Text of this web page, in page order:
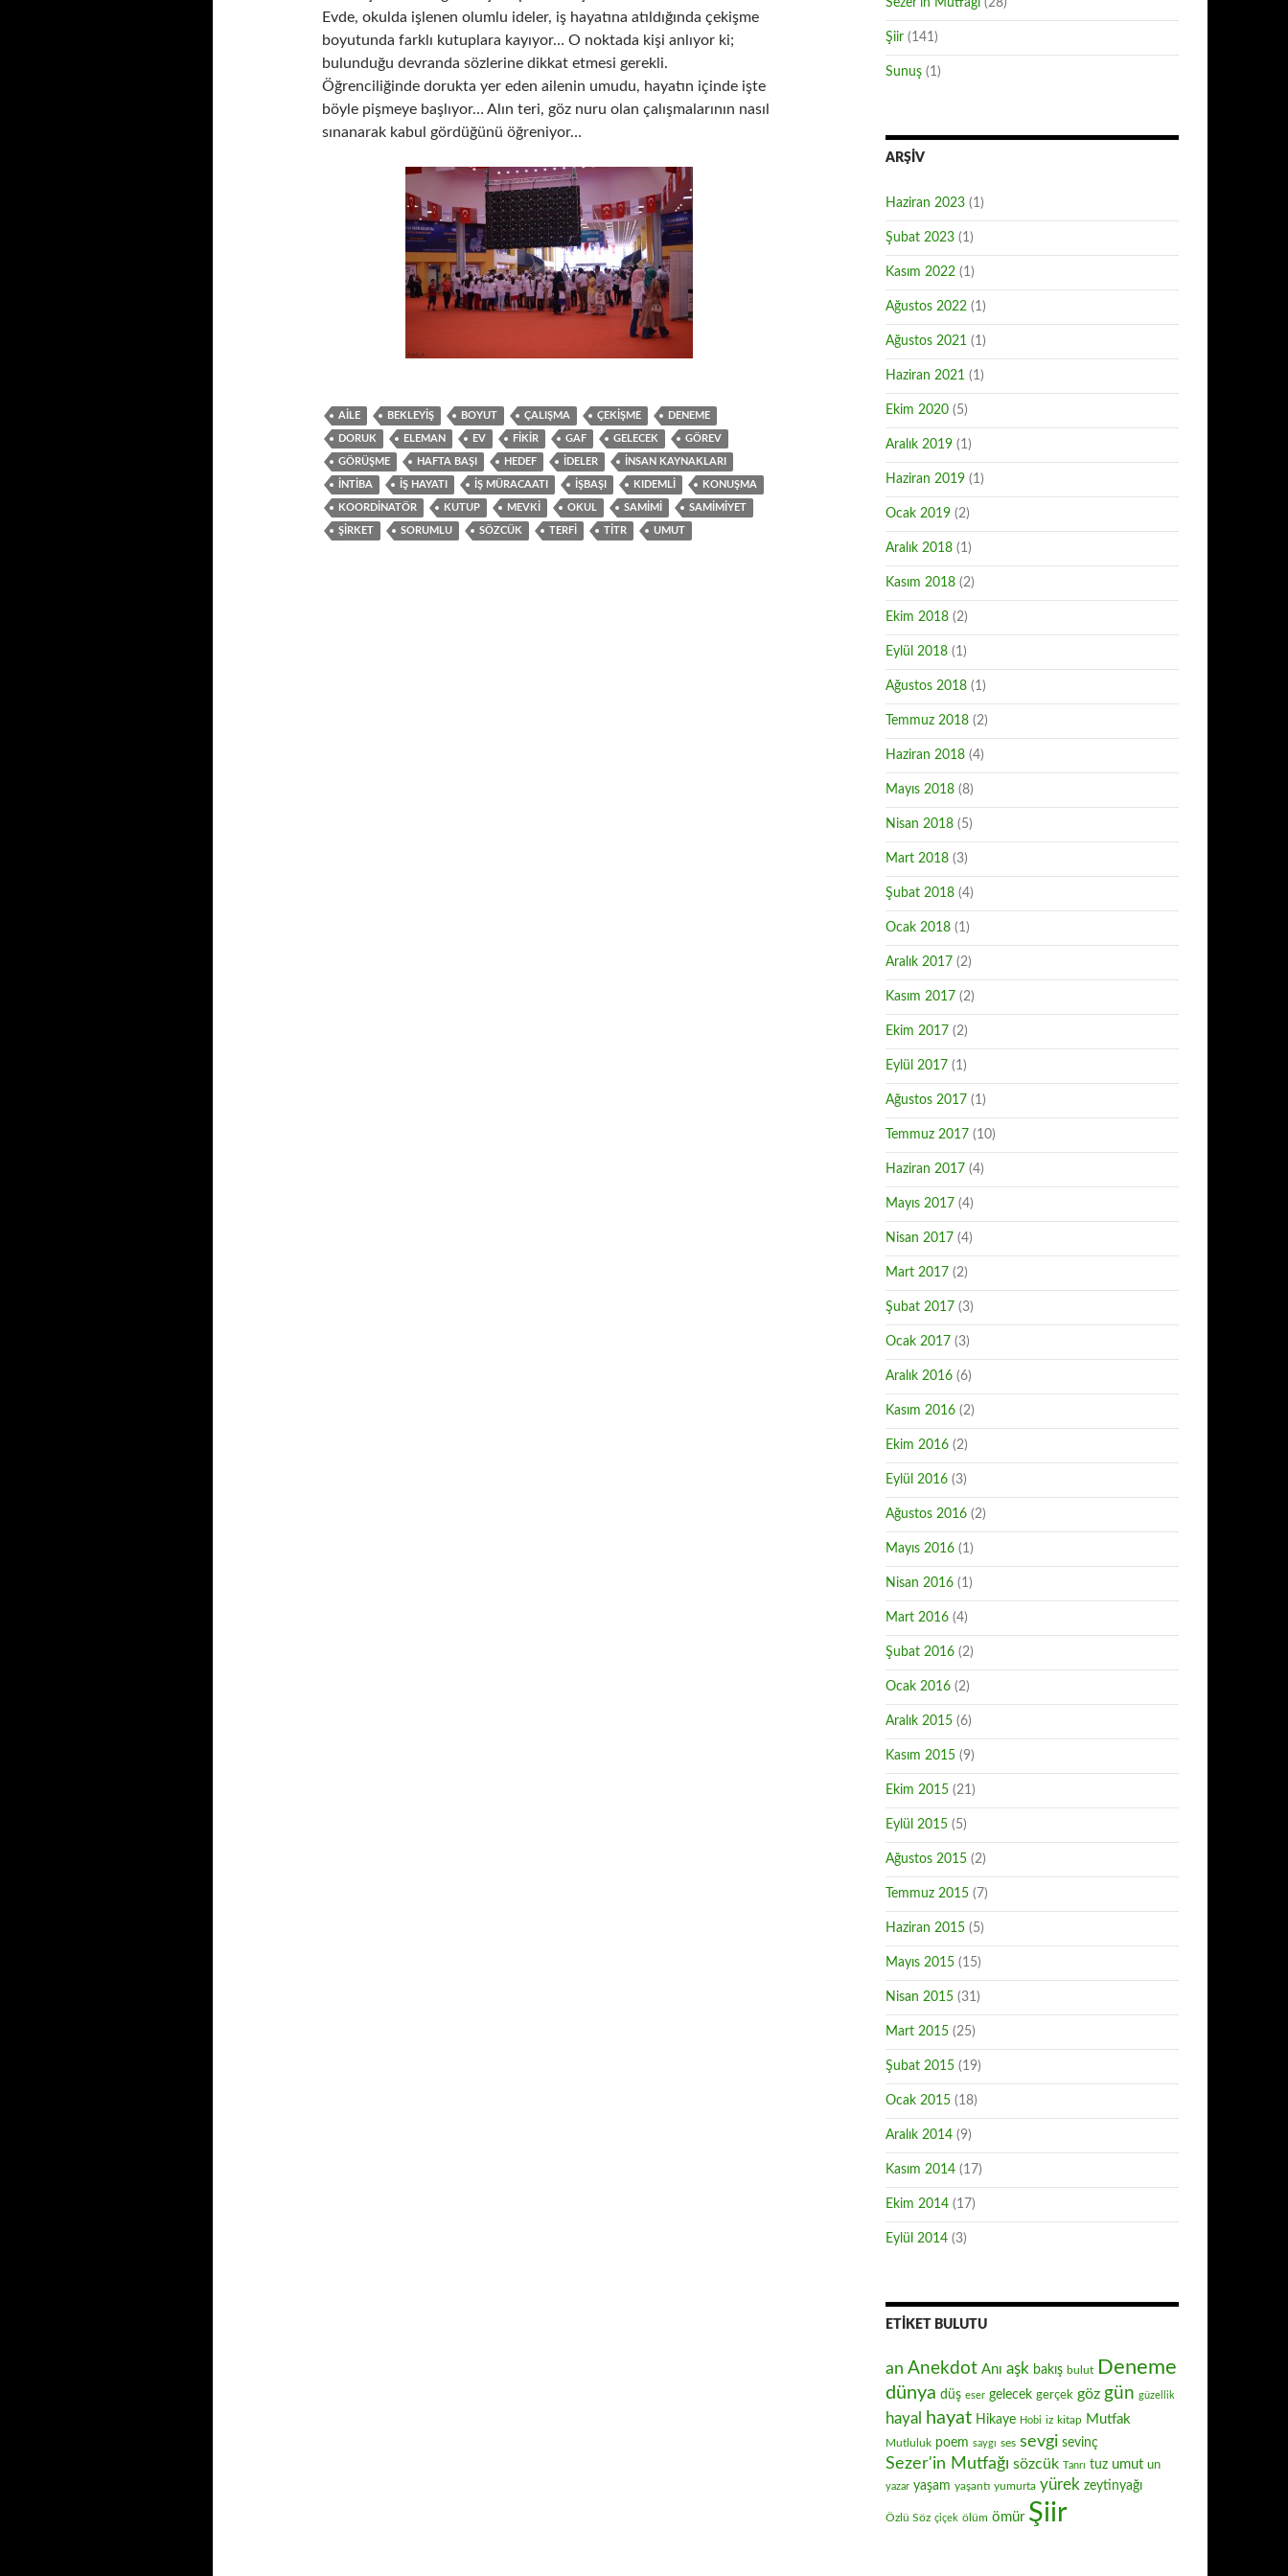
Evde, okulda işlenen olumlu ideler, iş hayatına atıldığında çekişme
boyutunda farklı kutuplara kayıyor… O noktada kişi anlıyor ki;
bulunduğu devranda sözlerine dikkat etmesi gerekli.
Öğrenciliğinde dorukta yer eden ailenin umudu, hayatın içinde işte
böyle pişmeye başlıyor… Alın teri, göz nuru olan çalışmalarının nasıl
sınanarak kabul gördüğünü öğreniyor…
AILE BEKLEYIŞ BOYUT ÇALIŞMA ÇEKIŞME DENEME
DORUK ELEMAN EV FIKIR GAF GELECEK GÖREV
GÖRÜŞME HAFTA BAŞI HEDEF IDELER İNSAN KAYNAKLARI
INTIBA IŞ HAYATI IŞ MÜRACAATI IŞBAŞI KIDEMLI KONUŞMA
KOORDINATÖR KUTUP MEVKI OKUL SAMIMI SAMIMIYET
ŞIRKET SORUMLU SÖZCÜK TERFI TITR UMUT
Sezer'in Mutfağı (28)
Şiir (141)
Sunuş (1)
ARŞIV
Haziran 2023 (1)
Şubat 2023 (1)
Kasım 2022 (1)
Ağustos 2022 (1)
Ağustos 2021 (1)
Haziran 2021 (1)
Ekim 2020 (5)
Aralık 2019 (1)
Haziran 2019 (1)
Ocak 2019 (2)
Aralık 2018 (1)
Kasım 2018 (2)
Ekim 2018 (2)
Eylül 2018 (1)
Ağustos 2018 (1)
Temmuz 2018 (2)
Haziran 2018 (4)
Mayıs 2018 (8)
Nisan 2018 (5)
Mart 2018 (3)
Şubat 2018 (4)
Ocak 2018 (1)
Aralık 2017 (2)
Kasım 2017 (2)
Ekim 2017 (2)
Eylül 2017 (1)
Ağustos 2017 (1)
Temmuz 2017 (10)
Haziran 2017 (4)
Mayıs 2017 (4)
Nisan 2017 (4)
Mart 2017 (2)
Şubat 2017 (3)
Ocak 2017 (3)
Aralık 2016 (6)
Kasım 2016 (2)
Ekim 2016 (2)
Eylül 2016 (3)
Ağustos 2016 (2)
Mayıs 2016 (1)
Nisan 2016 (1)
Mart 2016 (4)
Şubat 2016 (2)
Ocak 2016 (2)
Aralık 2015 (6)
Kasım 2015 (9)
Ekim 2015 (21)
Eylül 2015 (5)
Ağustos 2015 (2)
Temmuz 2015 (7)
Haziran 2015 (5)
Mayıs 2015 (15)
Nisan 2015 (31)
Mart 2015 (25)
Şubat 2015 (19)
Ocak 2015 (18)
Aralık 2014 (9)
Kasım 2014 (17)
Ekim 2014 (17)
Eylül 2014 (3)
ETIKET BULUTU
an Anekdot Anı aşk bakış bulut Deneme
dünya düş eser gelecek gerçek göz gün güzellik
hayal hayat Hikaye Hobi iz kitap Mutfak
Mutluluk poem saygı ses sevgi sevinç
Sezer'in Mutfağı sözcük Tanrı tuz umut un
yazar yaşam yaşantı yumurta yürek zeytinyağı
Özlü Söz çiçek ölüm ömür Şiir